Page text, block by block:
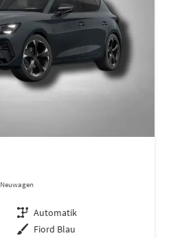
Neuwagen
Getriebe Automatik
Außenfarbe Fiord Blau